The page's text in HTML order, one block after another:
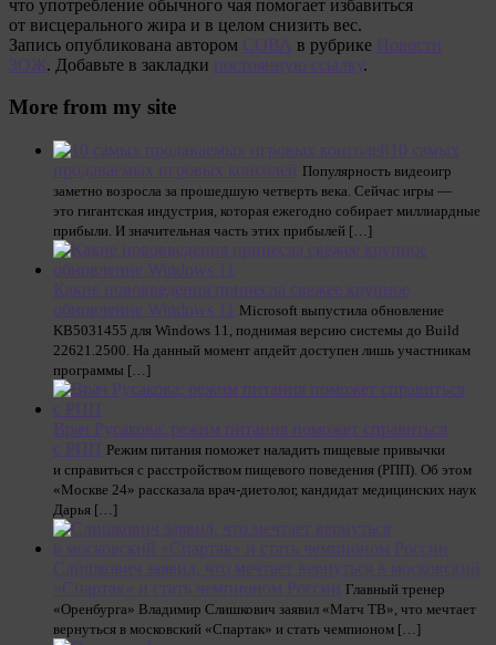
что употребление обычного чая помогает избавиться
от висцерального жира и в целом снизить вес.
Запись опубликована автором СОВА в рубрике Новости
ЗОЖ. Добавьте в закладки постоянную ссылку.
More from my site
10 самых
продаваемых игровых консолей Популярность видеоигр
заметно возросла за прошедшую четверть века. Сейчас игры —
это гигантская индустрия, которая ежегодно собирает миллиардные
прибыли. И значительная часть этих прибылей […]
Какие нововведения принесла свежее крупное
обновление Windows 11 Microsoft выпустила обновление
KB5031455 для Windows 11, поднимая версию системы до Build
22621.2500. На данный момент апдейт доступен лишь участникам
программы […]
Врач Русакова: режим питания поможет справиться
с РПП Режим питания поможет наладить пищевые привычки
и справиться с расстройством пищевого поведения (РПП). Об этом
«Москве 24» рассказала врач-диетолог, кандидат медицинских наук
Дарья […]
Слишкович заявил, что мечтает вернуться в московский
«Спартак» и стать чемпионом России Главный тренер
«Оренбурга» Владимир Слишкович заявил «Матч ТВ», что мечтает
вернуться в московский «Спартак» и стать чемпионом […]